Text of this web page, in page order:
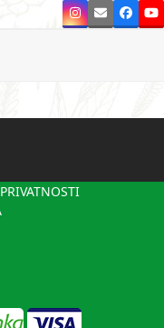
Instagram
Email